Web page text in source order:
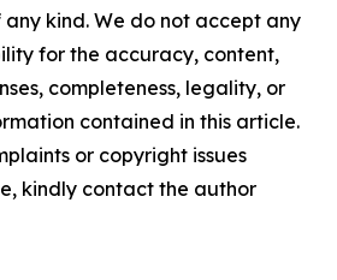
kind. We do not accept any
for the accuracy, content,
completeness, legality, or
contained in this article.
or copyright issues
kindly contact the author